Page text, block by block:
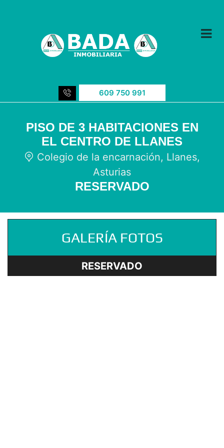
609 750 991
PISO DE 3 HABITACIONES EN
EL CENTRO DE LLANES
Colegio de la encarnación, Llanes,
Asturias
RESERVADO
GALERÍA FOTOS
RESERVADO